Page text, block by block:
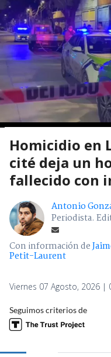
Homicidio en
cité deja un
fallecido con
Antonio
Periodista.
Con información de
Petit-Laurent
Viernes 07 Agosto, 2026 |
Seguimos criterios de